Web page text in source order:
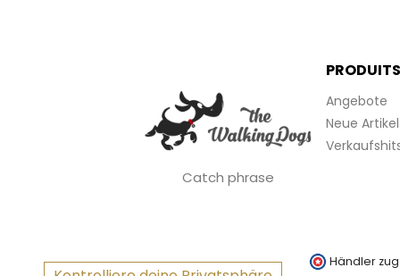
Catch phrase
PRODUITS
Angebote
Neue Artikel
Händler